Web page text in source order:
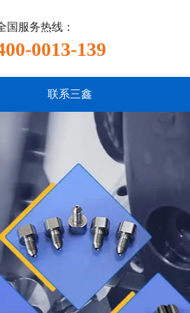
国服务热线：
0013-139
联系三鑫